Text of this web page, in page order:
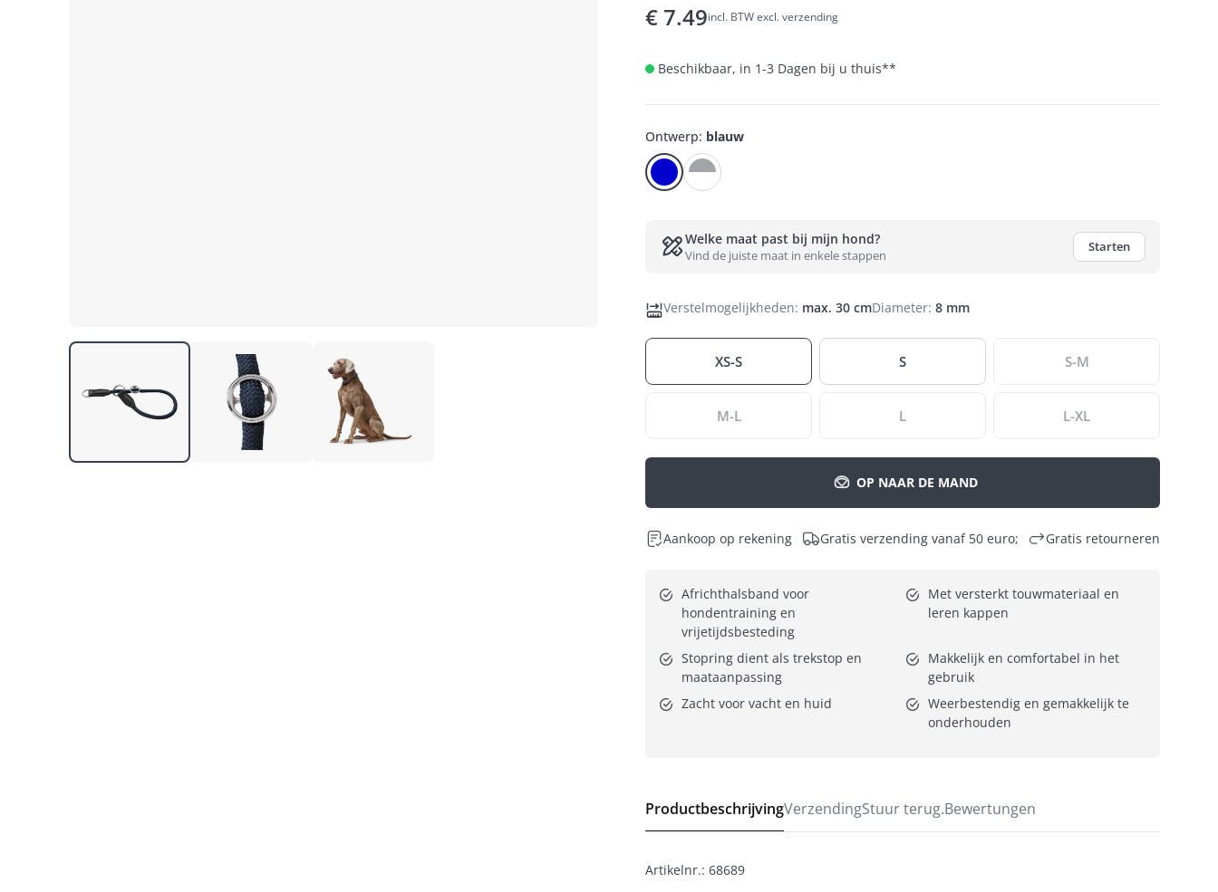
€7.49incl. BTW excl. verzending
Beschikbaar, in 1-3 Dagen bij u thuis**
Ontwerp: blauw
Welke maat past bij mijn hond?
Vind de juiste maat in enkele stappen
Starten
Verstelmogelijkheden: max. 30 cmDiameter: 8 mm
XS-S S S-M
M-L L L-XL
OP NAAR DE MAND
Aankoop op rekening Gratis verzending vanaf 50 euro; Gratis retourneren
Africhthalsband voor
hondentraining en
vrijetijdsbesteding
Met versterkt touwmateriaal en
leren kappen
Stopring dient als trekstop en
maataanpassing
Makkelijk en comfortabel in het
gebruik
Zacht voor vacht en huid
Weerbestendig en gemakkelijk te
onderhouden
ProductbeschrijvingVerzending Stuur terug.Bewertungen
Artikelnr.: 68689